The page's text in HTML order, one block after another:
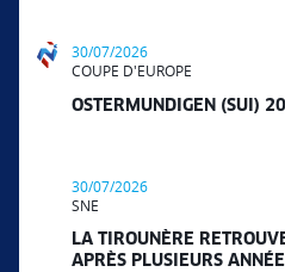
30/07/2026
COUPE D'EUROPE
OSTERMUNDIGEN (SUI)
30/07/2026
SNE
LA TIROUNÈRE
APRÈS PLUSIEURS